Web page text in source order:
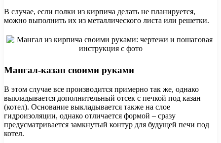
В случае, если полки из кирпича делать не планируется,
можно выполнить их из металлического листа или решетки.
Мангал-казан своими руками
В этом случае все производится примерно так же, однако
выкладывается дополнительный отсек с печкой под казан
(котел). Основание выкладывается также на слое
гидроизоляции, однако отличается формой – сразу
предусматривается замкнутый контур для будущей печи под
котел.